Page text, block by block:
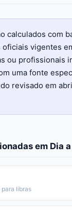
calculados com
vigentes
ou profissionais
uma fonte
revisado em
em Dia
libras